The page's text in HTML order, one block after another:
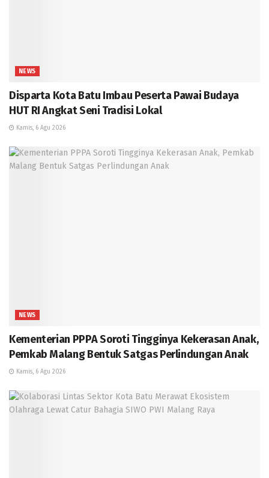
NEWS
Disparta Kota Batu Imbau Peserta Pawai Budaya
HUT RI Angkat Seni Tradisi Lokal
Kamis, 6 Agu 2026
NEWS
Kementerian PPPA Soroti Tingginya Kekerasan Anak,
Pemkab Malang Bentuk Satgas Perlindungan Anak
Kamis, 6 Agu 2026